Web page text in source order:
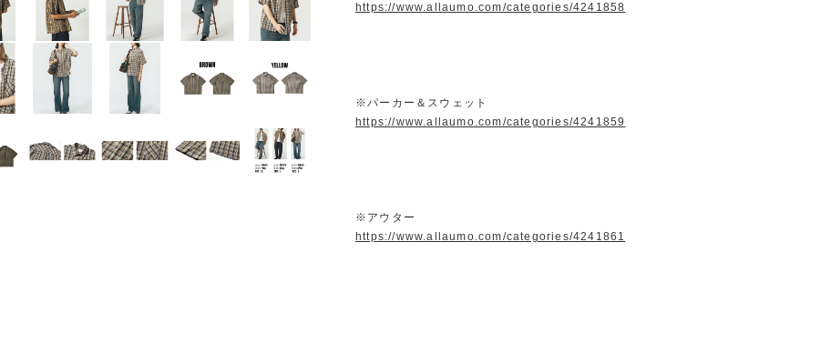
https://www.allaumo.com/categories/4241858
※パーカー＆スウェット
https://www.allaumo.com/categories/4241859
※アウター
https://www.allaumo.com/categories/4241861